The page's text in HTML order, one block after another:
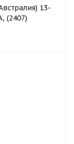
13-
(2407)